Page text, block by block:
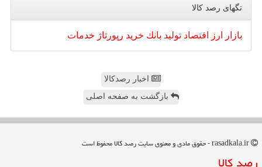
تگهای رصد كالا
بازار ارز اقتصاد تولید بانك خرید رپورتاژ خدمات
اخبار رصدکالا
بازگشت به صفحه اصلی